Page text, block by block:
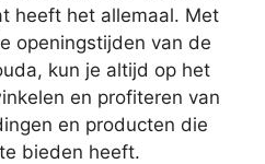
heeft het allemaal. Met
openingstijden van de
kun je altijd op het
en profiteren van
en producten die
bieden heeft.